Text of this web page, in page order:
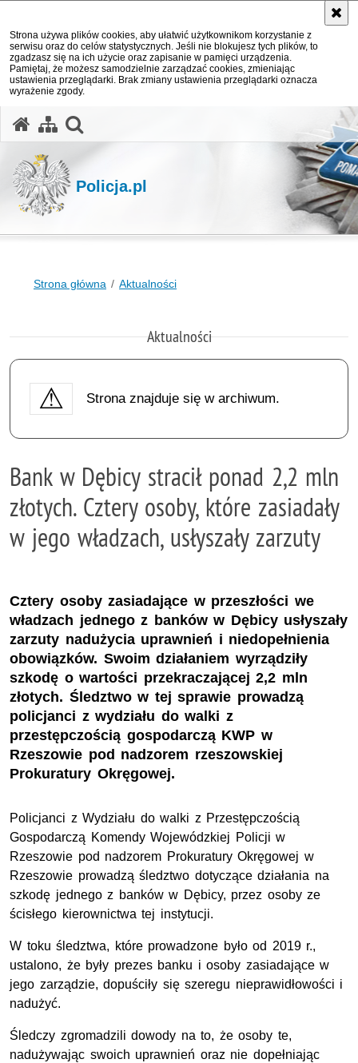
Strona używa plików cookies, aby ułatwić użytkownikom korzystanie z
serwisu oraz do celów statystycznych. Jeśli nie blokujesz tych plików, to
zgadzasz się na ich użycie oraz zapisanie w pamięci urządzenia.
Pamiętaj, że możesz samodzielnie zarządzać cookies, zmieniając
ustawienia przeglądarki. Brak zmiany ustawienia przeglądarki oznacza
wyrażenie zgody.
Policja.pl
Strona główna Aktualności
Aktualności
Strona znajduje się w archiwum.
Bank w Dębicy stracił ponad 2,2 mln
złotych. Cztery osoby, które zasiadały
w jego władzach, usłyszały zarzuty
Cztery osoby zasiadające w przeszłości we
władzach jednego z banków w Dębicy usłyszały
zarzuty nadużycia uprawnień i niedopełnienia
obowiązków. Swoim działaniem wyrządziły
szkodę o wartości przekraczającej 2,2 mln
złotych. Śledztwo w tej sprawie prowadzą
policjanci z wydziału do walki z
przestępczością gospodarczą KWP w
Rzeszowie pod nadzorem rzeszowskiej
Prokuratury Okręgowej.
Policjanci z Wydziału do walki z Przestępczością
Gospodarczą Komendy Wojewódzkiej Policji w
Rzeszowie pod nadzorem Prokuratury Okręgowej w
Rzeszowie prowadzą śledztwo dotyczące działania na
szkodę jednego z banków w Dębicy, przez osoby ze
ścisłego kierownictwa tej instytucji.
W toku śledztwa, które prowadzone było od 2019 r.,
ustalono, że były prezes banku i osoby zasiadające w
jego zarządzie, dopuściły się szeregu nieprawidłowości i
nadużyć.
Śledczy zgromadzili dowody na to, że osoby te,
nadużywając swoich uprawnień oraz nie dopełniając